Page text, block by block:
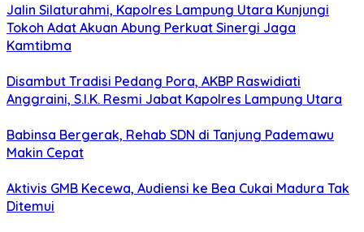
Jalin Silaturahmi, Kapolres Lampung Utara Kunjungi
Tokoh Adat Akuan Abung Perkuat Sinergi Jaga
Kamtibma
Disambut Tradisi Pedang Pora, AKBP Raswidiati
Anggraini, S.I.K. Resmi Jabat Kapolres Lampung Utara
Babinsa Bergerak, Rehab SDN di Tanjung Pademawu
Makin Cepat
Aktivis GMB Kecewa, Audiensi ke Bea Cukai Madura Tak
Ditemui